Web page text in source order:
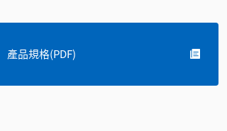
產品規格(PDF)